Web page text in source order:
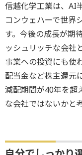
信越化学工業は、AI
コンウェハーで世界
す。今後の成長が期
ッシュリッチな会社
事業への投資にも使
配当金など株主還元
減配期間が40年を超
な会社ではないかと